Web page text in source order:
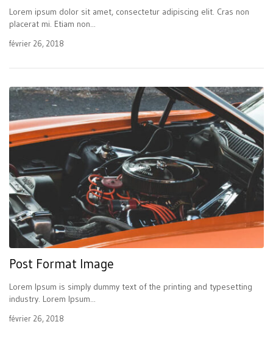
Lorem ipsum dolor sit amet, consectetur adipiscing elit. Cras non
placerat mi. Etiam non...
février 26, 2018
Post Format Image
Lorem Ipsum is simply dummy text of the printing and typesetting
industry. Lorem Ipsum...
février 26, 2018